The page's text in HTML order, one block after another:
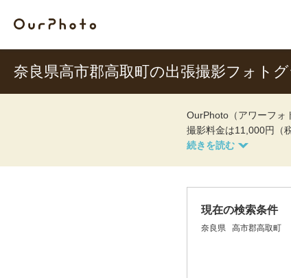
奈良県高市郡高取町の出張撮影フォト
OurPhoto（アワーフォ
撮影料金は11,000円（
現在の検索条件
奈良県 高市郡高取町